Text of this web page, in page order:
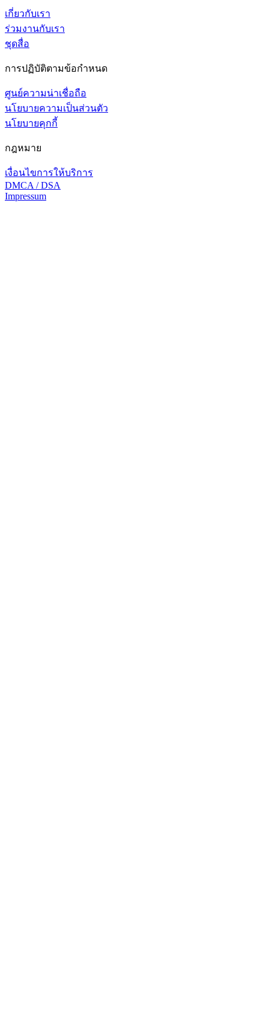
เกี่ยวกับเรา
ร่วมงานกับเรา
ชุดสื่อ
การปฏิบัติตามข้อกำหนด
ศูนย์ความน่าเชื่อถือ
นโยบายความเป็นส่วนตัว
นโยบายคุกกี้
กฎหมาย
เงื่อนไขการให้บริการ
DMCA / DSA
Impressum